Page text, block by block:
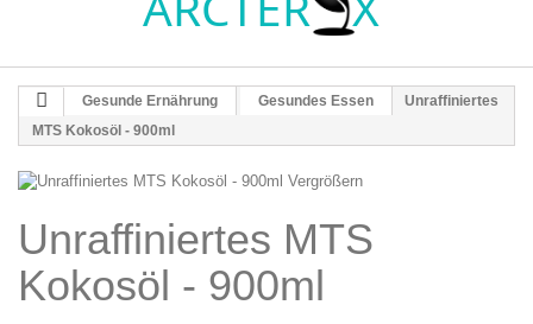
Gesunde Ernährung Gesundes Essen
Unraffiniertes
MTS Kokosöl - 900ml
Vergrößern
Unraffiniertes MTS
Kokosöl - 900ml